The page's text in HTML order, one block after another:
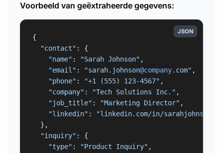
Voorbeeld van geëxtraheerde gegevens:
JSON
{
"contact" : {
"name" : "Sarah Johnson" ,
"email" : "sarah.johnson@company.com" ,
"phone" : "+1 (555) 123-4567" ,
"company" : "Tech Solutions Inc." ,
"job_title" : "Marketing Director" ,
"linkedin" :
"linkedin.com/in/sarahjohnson"
  },
"inquiry" : {
"type" : "Product Inquiry" ,